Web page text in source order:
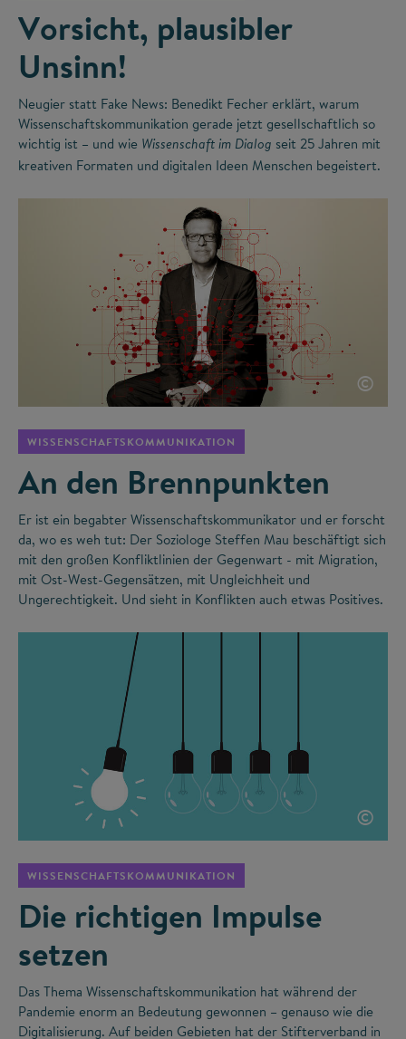
Vorsicht, plausibler
Unsinn!
Neugier statt Fake News: Benedikt Fecher erklärt, warum
Wissenschaftskommunikation gerade jetzt gesellschaftlich so
wichtig ist – und wie Wissenschaft im Dialog seit 25 Jahren mit
kreativen Formaten und digitalen Ideen Menschen begeistert.
©
WISSENSCHAFTSKOMMUNIKATION
An den Brennpunkten
Er ist ein begabter Wissenschaftskommunikator und er forscht
da, wo es weh tut: Der Soziologe Steffen Mau beschäftigt sich
mit den großen Konfliktlinien der Gegenwart - mit Migration,
mit Ost-West-Gegensätzen, mit Ungleichheit und
Ungerechtigkeit. Und sieht in Konflikten auch etwas Positives.
©
WISSENSCHAFTSKOMMUNIKATION
Die richtigen Impulse
setzen
Das Thema Wissenschaftskommunikation hat während der
Pandemie enorm an Bedeutung gewonnen – genauso wie die
Digitalisierung. Auf beiden Gebieten hat der Stifterverband in